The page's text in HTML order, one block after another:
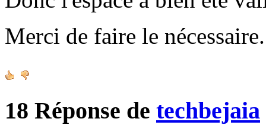
Merci de faire le
18 Réponse de techbejaia